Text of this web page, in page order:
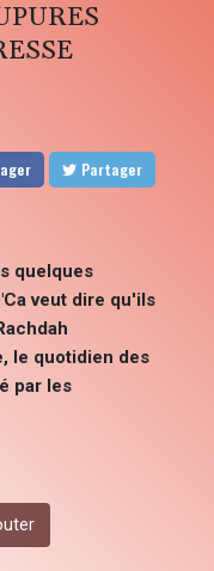
Partager
quelques
veut dire qu'ils
le quotidien des
par les